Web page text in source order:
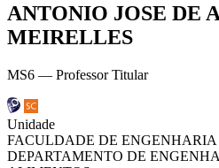
ANTONIO JOSE DE
MEIRELLES
MS6 — Professor Titular
Unidade
FACULDADE DE
DEPARTAMENTO DE